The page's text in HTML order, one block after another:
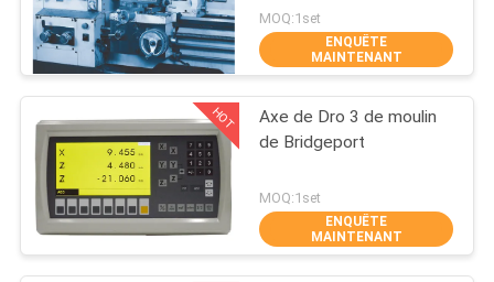
PROPOS
DE
NOUS
VISITE
DE
L'USINE
Encodeurs linéaires
optiques
31
MOQ:1set
ENQUÊTE
MAINTENANT
HOT
Axe de Dro 3 de moulin
de Bridgeport
MOQ:1set
ENQUÊTE
MAINTENANT